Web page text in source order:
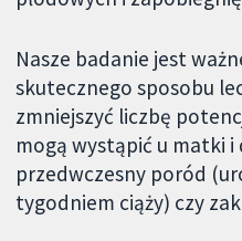
Nasze badanie jest
skutecznego sposobu
zmniejszyć liczbę
mogą wystąpić u matki
przedwczesny poród
tygodniem ciąży) czy